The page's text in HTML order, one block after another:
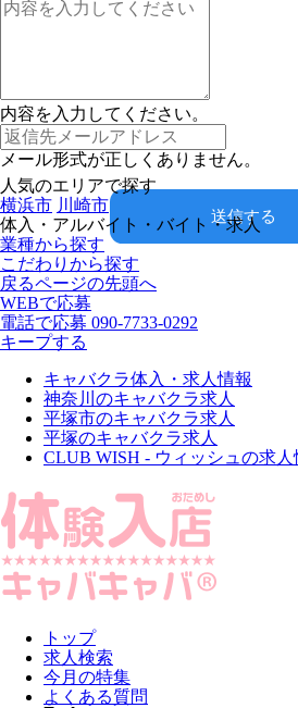
内容を入力してください。
メール形式が正しくありません。
送信する
人気のエリアで探す
横浜市 川崎市
体入・アルバイト・バイト・求人
業種から探す
こだわりから探す
戻るページの先頭へ
WEBで応募
電話で応募 090-7733-0292
キープする
キャバクラ体入・求人情報
神奈川のキャバクラ求人
平塚市のキャバクラ求人
平塚のキャバクラ求人
CLUB WISH - ウィッシュの求人
トップ
求人検索
今月の特集
よくある質問